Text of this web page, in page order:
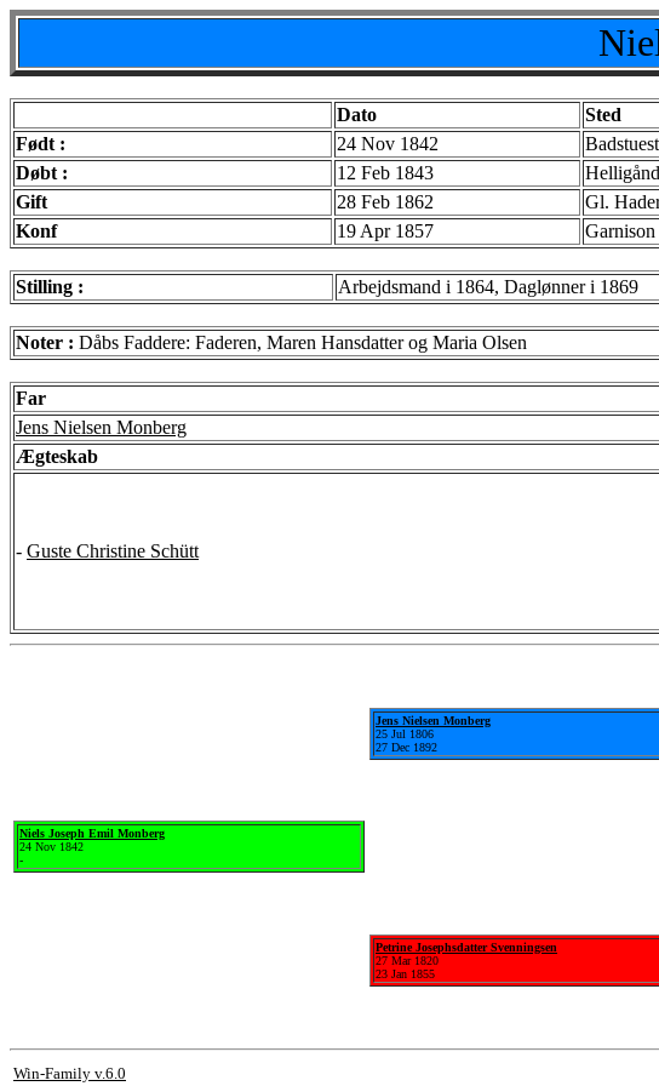
Dato Sted
Født :
24 Nov 1842
Døbt :
12 Feb 1843
Gift
28 Feb 1862 Gl.
Konf
19 Apr 1857
Stilling : Arbejdsmand i 1864, Daglønner i 1869
Noter : Dåbs Faddere: Faderen, Maren Hansdatter og Maria Olsen
Far
Jens Nielsen Monberg
Ægteskab
- Guste Christine Schütt
Niels Joseph Emil Monberg
24 Nov 1842
-
Jens Nielsen Monberg
25 Jul 1806
27 Dec 1892
Petrine Josephsdatter Svenningsen
27 Mar 1820
23 Jan 1855
Win-Family v.6.0